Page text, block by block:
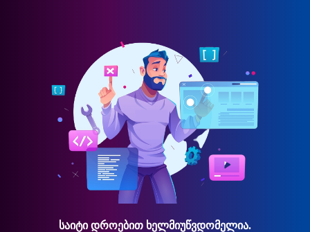
საიტი დროებით ხელმიუწვდომელია.